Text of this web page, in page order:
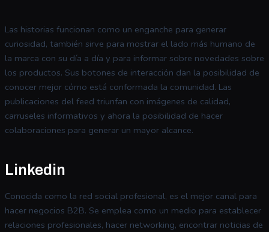
Las historias funcionan como un enganche para generar
curiosidad, también sirve para mostrar el lado más humano de
la marca con su día a día y para informar sobre novedades sobre
los productos. Sus botones de interacción dan la posibilidad de
conocer mejor cómo está conformada la comunidad. Las
publicaciones del feed triunfan con imágenes de calidad,
carruseles informativos y ahora la posibilidad de hacer
colaboraciones para generar un mayor alcance.
Linkedin
Conocida como la red social profesional, es el mejor canal para
hacer negocios B2B. Se emplea como un medio para establecer
relaciones profesionales, hacer networking, encontrar noticias de